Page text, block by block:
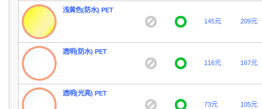
浅黄色(防水) PET
145元
209元
透明(防水) PET
116元
167元
透明(光亮) PET
73元
105元